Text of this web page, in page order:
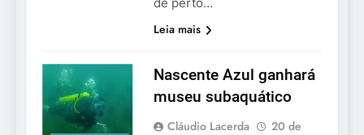
Leia mais
Nascente Azul ganhará
museu subaquático
Cláudio Lacerda
20 de